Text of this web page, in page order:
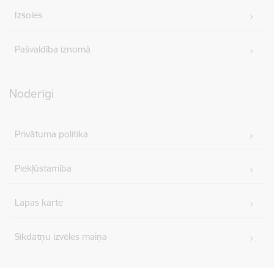
Izsoles
Pašvaldība iznomā
Noderīgi
Privātuma politika
Piekļūstamība
Lapas karte
Sīkdatņu izvēles maiņa